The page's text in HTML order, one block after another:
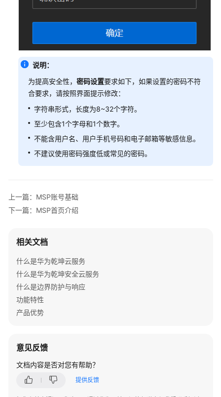
号
注
册
登
录
控
MSP
绍
屏
绍
个
中
心
MSP
账
号
说明：
为提高安全性， 密码设置要求如下，如果设置的密码不符
合要求，请按照界面提示修改：
字符串形式，长度为8~32个字符。
至少包含1个字母和1个数字。
不能含用户名、用户手机号码和电子邮箱等敏感信息。
不建议使用密码强度低或常见的密码。
上一篇：MSP账号基础
下一篇：MSP首页介绍
相关文档
什么是华为乾坤云服务
什么是华为乾坤安全云服务
什么是边界防护与响应
功能特性
产品优势
意见反馈
文档内容是否对您有帮助？
提供反馈